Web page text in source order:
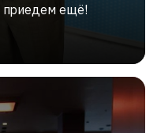
приедем ещё!